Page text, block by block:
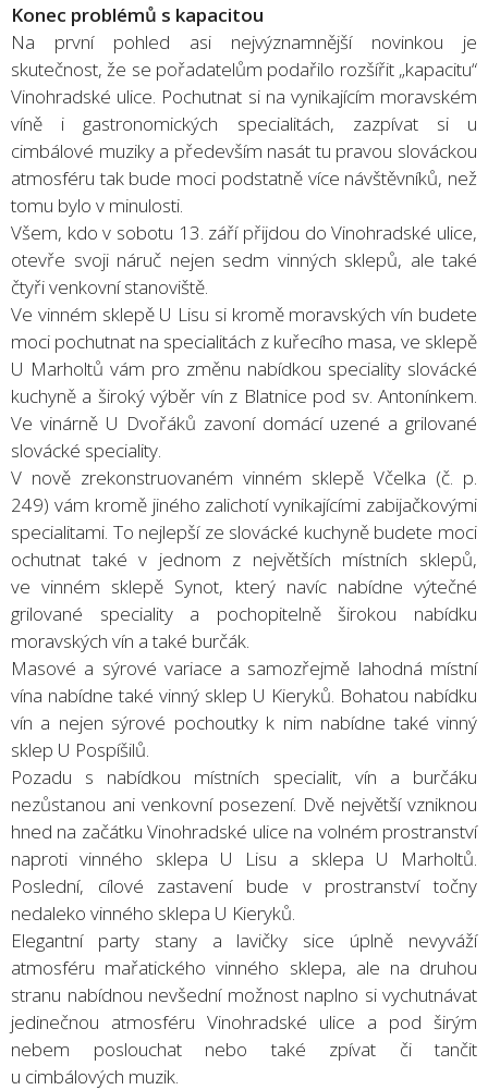
Konec problémů s kapacitou
Na první pohled asi nejvýznamnější novinkou je
skutečnost, že se pořadatelům podařilo rozšířit „kapacitu“
Vinohradské ulice. Pochutnat si na vynikajícím moravském
víně i gastronomických specialitách, zazpívat si u
cimbálové muziky a především nasát tu pravou slováckou
atmosféru tak bude moci podstatně více návštěvníků, než
tomu bylo v minulosti.
Všem, kdo v sobotu 13. září přijdou do Vinohradské ulice,
otevře svoji náruč nejen sedm vinných sklepů, ale také
čtyři venkovní stanoviště.
Ve vinném sklepě U Lisu si kromě moravských vín budete
moci pochutnat na specialitách z kuřecího masa, ve sklepě
U Marholtů vám pro změnu nabídkou speciality slovácké
kuchyně a široký výběr vín z Blatnice pod sv. Antonínkem.
Ve vinárně U Dvořáků zavoní domácí uzené a grilované
slovácké speciality.
V nově zrekonstruovaném vinném sklepě Včelka (č. p.
249) vám kromě jiného zalichotí vynikajícími zabijačkovými
specialitami. To nejlepší ze slovácké kuchyně budete moci
ochutnat také v jednom z největších místních sklepů,
ve vinném sklepě Synot, který navíc nabídne výtečné
grilované speciality a pochopitelně širokou nabídku
moravských vín a také burčák.
Masové a sýrové variace a samozřejmě lahodná místní
vína nabídne také vinný sklep U Kieryků. Bohatou nabídku
vín a nejen sýrové pochoutky k nim nabídne také vinný
sklep U Pospíšilů.
Pozadu s nabídkou místních specialit, vín a burčáku
nezůstanou ani venkovní posezení. Dvě největší vzniknou
hned na začátku Vinohradské ulice na volném prostranství
naproti vinného sklepa U Lisu a sklepa U Marholtů.
Poslední, cílové zastavení bude v prostranství točny
nedaleko vinného sklepa U Kieryků.
Elegantní party stany a lavičky sice úplně nevyváží
atmosféru mařatického vinného sklepa, ale na druhou
stranu nabídnou nevšední možnost naplno si vychutnávat
jedinečnou atmosféru Vinohradské ulice a pod širým
nebem poslouchat nebo také zpívat či tančit
u cimbálových muzik.